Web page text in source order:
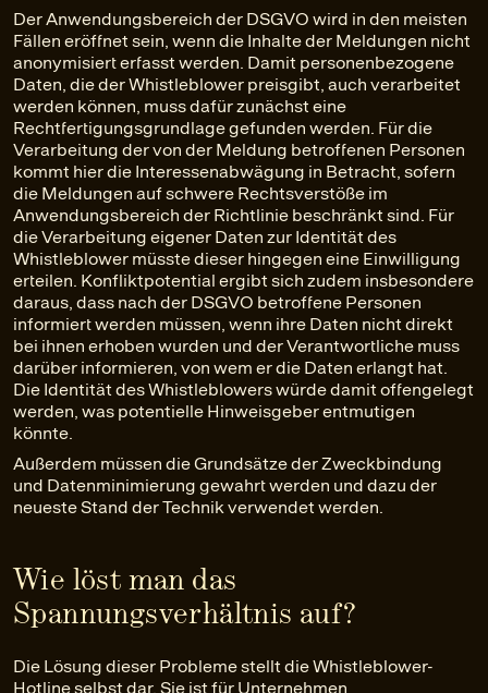
Der Anwendungsbereich der DSGVO wird in den meisten
Fällen eröffnet sein, wenn die Inhalte der Meldungen nicht
anonymisiert erfasst werden. Damit personenbezogene
Daten, die der Whistleblower preisgibt, auch verarbeitet
werden können, muss dafür zunächst eine
Rechtfertigungsgrundlage gefunden werden. Für die
Verarbeitung der von der Meldung betroffenen Personen
kommt hier die Interessenabwägung in Betracht, sofern
die Meldungen auf schwere Rechtsverstöße im
Anwendungsbereich der Richtlinie beschränkt sind. Für
die Verarbeitung eigener Daten zur Identität des
Whistleblower müsste dieser hingegen eine Einwilligung
erteilen. Konfliktpotential ergibt sich zudem insbesondere
daraus, dass nach der DSGVO betroffene Personen
informiert werden müssen, wenn ihre Daten nicht direkt
bei ihnen erhoben wurden und der Verantwortliche muss
darüber informieren, von wem er die Daten erlangt hat.
Die Identität des Whistleblowers würde damit offengelegt
werden, was potentielle Hinweisgeber entmutigen
könnte.
Außerdem müssen die Grundsätze der Zweckbindung
und Datenminimierung gewahrt werden und dazu der
neueste Stand der Technik verwendet werden.
Wie löst man das
Spannungsverhältnis auf?
Die Lösung dieser Probleme stellt die Whistleblower-
Hotline selbst dar. Sie ist für Unternehmen